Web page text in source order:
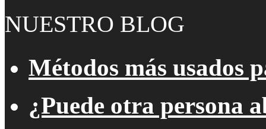
NUESTRO BLOG
Métodos más usados
¿Puede otra persona